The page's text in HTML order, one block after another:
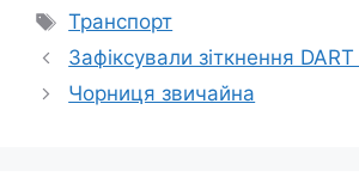
Позначки
Транспорт
Зафіксували зіткнення
Чорниця звичайна